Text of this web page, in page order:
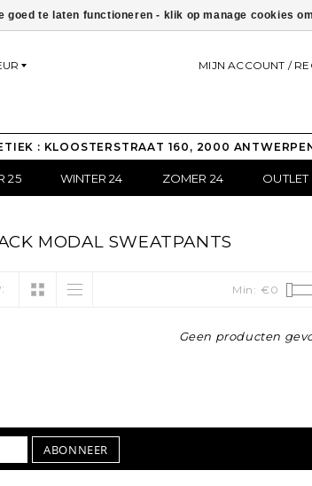
MIJN ACCOUNT /
: KLOOSTERSTRAAT 160, 2000
25 WINTER 24 ZOMER 24 OUTLET
MODAL SWEATPANTS
Min: € 0
Geen producten
goed te laten functioneren - klik op manage cookies
ABONNEER